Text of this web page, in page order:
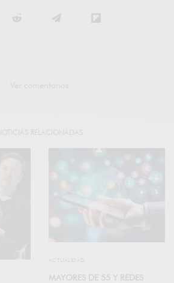
Ver comentarios
NOTICIAS RELACIONADAS
ACTUALIDAD
MAYORES DE 55 Y REDES